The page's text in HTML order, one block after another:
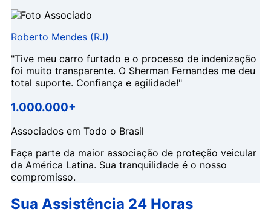
Roberto Mendes (RJ)
"Tive meu carro furtado e o processo de indenização
foi muito transparente. O Sherman Fernandes me deu
total suporte. Confiança e agilidade!"
1.000.000+
Associados em Todo o Brasil
Faça parte da maior associação de proteção veicular
da América Latina. Sua tranquilidade é o nosso
compromisso.
Sua Assistência 24 Horas